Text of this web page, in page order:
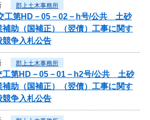
郡上土木事務所
工第HD－05－02－h号/公共 土砂
補助（国補正）（翌債）工事に関す
競争入札公告
郡上土木事務所
工第HD－05－01－h2号/公共 土砂
補助（国補正）（翌債）工事に関す
競争入札公告